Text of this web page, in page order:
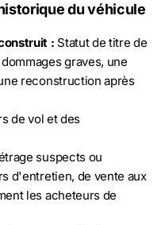
du véhicule
: Statut de titre de
graves, une
reconstruction après
de vol et des
suspects ou
d'entretien, de vente aux
les acheteurs de